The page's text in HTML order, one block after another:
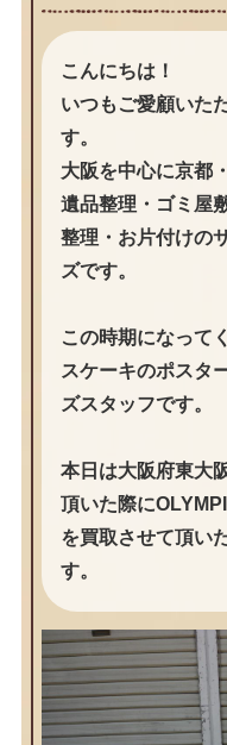
こんにちは！
いつもご愛顧いた
す。
大阪を中心に京都
遺品整理・ゴミ屋
整理・お片付けの
ズです。
この時期になって
スケーキのポスタ
ズスタッフです。
本日は大阪府東大
頂いた際に
を買取させて頂い
す。